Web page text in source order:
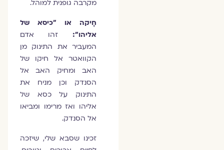
מקרבה גופנית למוהל.
חָיקה או "כיסא של
אליהו":זהו אדם
המעביר את התינוק מן
הקוואטר אל חיקו של
האב ומחיק האב אל
הסנדק וכן מניח את
התינוק על כסא של
אליהו ואז מרימו ומביאו
אל הסנדק.
זכינו שסבא שלי, שיזכה